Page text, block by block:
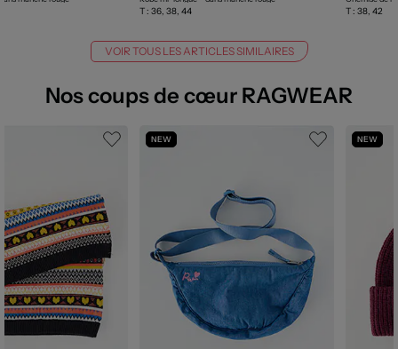
T : 36, 38, 44 T : 38, 42
VOIR TOUS LES ARTICLES SIMILAIRES
Nos coups de cœur RAGWEAR
NEW NEW